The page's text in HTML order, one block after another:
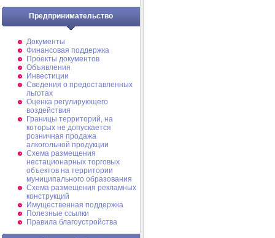
Предпринимательство
Документы
Финансовая поддержка
Проекты документов
Объявления
Инвестиции
Сведения о предоставленных
льготах
Оценка регулирующего
воздействия
Границы территорий, на
которых не допускается
розничная продажа
алкогольной продукции
Схема размещения
нестационарных торговых
объектов на территории
муниципального образования
Схема размещения рекламных
конструкций
Имущественная поддержка
Полезные ссылки
Правила благоустройства